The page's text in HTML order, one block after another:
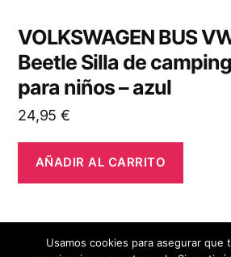
VOLKSWAGEN BUS
Beetle Silla de
para niños – azul
24,95 €
AÑADIR AL CARRITO
Usamos cookies para asegurar que